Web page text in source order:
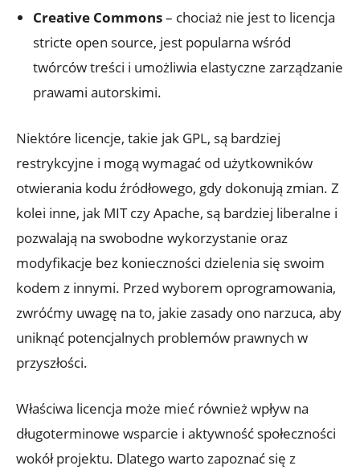
Creative Commons– chociaż nie jest to licencja
stricte open source, jest popularna wśród
twórców treści i umożliwia elastyczne zarządzanie
prawami autorskimi.
Niektóre licencje, takie jak GPL, są bardziej
restrykcyjne i mogą wymagać od użytkowników
otwierania kodu źródłowego, gdy dokonują zmian. Z
kolei inne, jak MIT czy Apache, są bardziej liberalne i
pozwalają na swobodne wykorzystanie oraz
modyfikacje bez konieczności dzielenia się swoim
kodem z innymi. Przed wyborem oprogramowania,
zwróćmy uwagę na to, jakie zasady ono narzuca, aby
uniknąć potencjalnych problemów prawnych w
przyszłości.
Właściwa licencja może mieć również wpływ na
długoterminowe wsparcie i aktywność społeczności
wokół projektu. Dlatego warto zapoznać się z